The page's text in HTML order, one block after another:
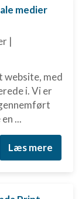
medier
|
website, med
i. Vi er
...
Læs mere